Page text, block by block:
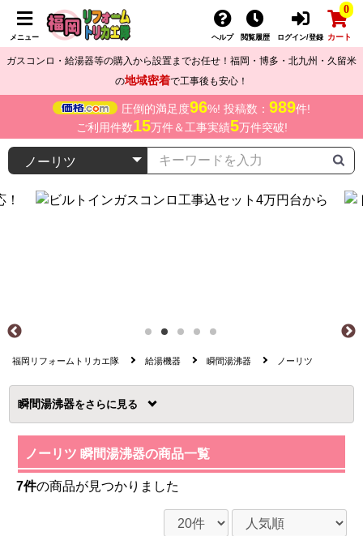
メニュー ヘルプ 閲覧履歴 ログイン/登録
0
カート
ガスコンロ・給湯器等の購入から設置までお任せ！福岡・博多・北九州・久留米
の地域密着で工事後も安心！
圧倒的満足度96%! 投稿数： 989件!
ご利用件数15万件＆工事実績5万件突破!
福岡リフォームトリカエ隊 給湯機器 瞬間湯沸器 ノーリツ
瞬間湯沸器を
ノーリツ 瞬間湯沸器の商品一覧
7件の商品が見つかりました